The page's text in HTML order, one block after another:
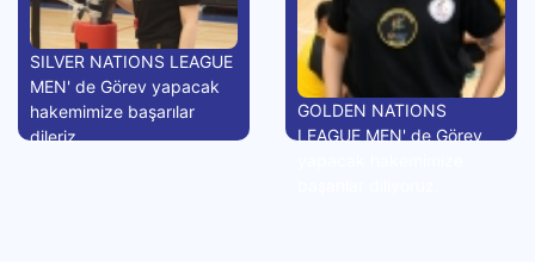
SILVER NATIONS LEAGUE
MEN' de Görev yapacak
hakemimize başarılar
dileriz.
GOLDEN NATIONS
LEAGUE MEN' de Görev